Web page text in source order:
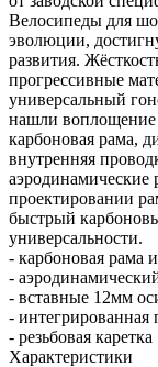
Велосипеды для
эволюции,
развития.
прогрессивные
универсальный
нашли воплощение
карбоновая рама,
внутренняя
аэродинамические
проектировании
быстрый
универсальности.
- карбоновая рама
-
- вставные 12мм
- интегрированная
- резьбовая каретка
Характеристики